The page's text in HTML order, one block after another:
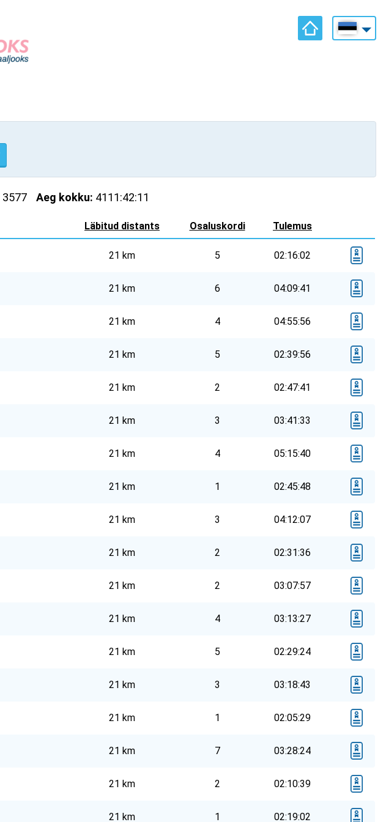
3577 Aeg kokku: 4111:42:11
Läbitud distants Osaluskordi Tulemus
21 km 5 02:16:02
21 km 6 04:09:41
21 km 4 04:55:56
21 km 5 02:39:56
21 km 2 02:47:41
21 km 3 03:41:33
21 km 4 05:15:40
21 km 1 02:45:48
21 km 3 04:12:07
21 km 2 02:31:36
21 km 2 03:07:57
21 km 4 03:13:27
21 km 5 02:29:24
21 km 3 03:18:43
21 km 1 02:05:29
21 km 7 03:28:24
21 km 2 02:10:39
21 km 1 02:19:02